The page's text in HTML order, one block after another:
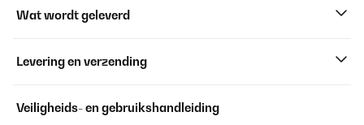
Wat wordt geleverd
Levering en verzending
Veiligheids- en gebruikshandleiding